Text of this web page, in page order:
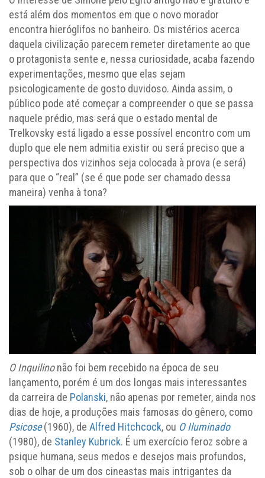
está além dos momentos em que o novo morador
encontra hieróglifos no banheiro. Os mistérios acerca
daquela civilização parecem remeter diretamente ao que
o protagonista sente e, nessa curiosidade, acaba fazendo
experimentações, mesmo que elas sejam
psicologicamente de gosto duvidoso. Ainda assim, o
público pode até começar a compreender o que se passa
naquele prédio, mas será que o estado mental de
Trelkovsky está ligado a esse possível encontro com um
duplo que ele nem admitia existir ou será preciso que a
perspectiva dos vizinhos seja colocada à prova (e será)
para que o “real” (se é que pode ser chamado dessa
maneira) venha à tona?
O Inquilinonão foi bem recebido na época de seu
lançamento, porém é um dos longas mais interessantes
da carreira de Polanski, não apenas por remeter, ainda nos
dias de hoje, a produções mais famosas do gênero, como
Psicose(1960), de Alfred Hitchcock, ou O Iluminado
(1980), de Stanley Kubrick. É um exercício feroz sobre a
psique humana, seus medos e desejos mais profundos,
sob o olhar de um dos cineastas mais intrigantes da